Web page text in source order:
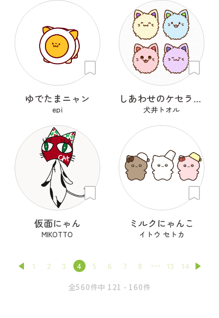
ゆでたまニャン
epi
しあわせのケセランパサニャン
犬井トオル
仮面にゃん
MIKOTTO
ミルクにゃんこ
イトウ セトカ
1 2 3 4 5 6 7 8 13 14
全560件中 121 - 160件